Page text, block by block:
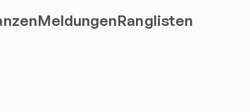
MeldungenRanglisten